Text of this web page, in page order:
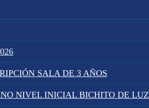
SALA DE 3 AÑOS
NIVEL INICIAL BICHITO DE LUZ